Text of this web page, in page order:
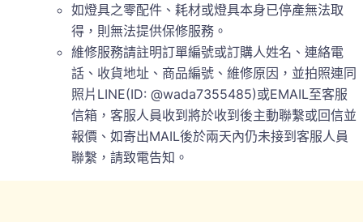
如燈具之零配件、耗材或燈具本身已停產無法取
得，則無法提供保修服務。
維修服務請註明訂單編號或訂購人姓名、連絡電
話、收貨地址、商品編號、維修原因，並拍照連同
照片LINE(ID: @wada7355485)或EMAIL至客服
信箱，客服人員收到將於收到後主動聯繫或回信並
報價、如寄出MAIL後於兩天內仍未接到客服人員
聯繫，請致電告知。